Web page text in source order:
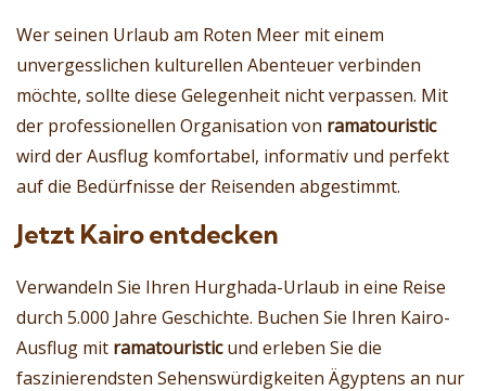
Wer seinen Urlaub am Roten Meer mit einem
unvergesslichen kulturellen Abenteuer verbinden
möchte, sollte diese Gelegenheit nicht verpassen. Mit
der professionellen Organisation von ramatouristic
wird der Ausflug komfortabel, informativ und perfekt
auf die Bedürfnisse der Reisenden abgestimmt.
Jetzt Kairo entdecken
Verwandeln Sie Ihren Hurghada-Urlaub in eine Reise
durch 5.000 Jahre Geschichte. Buchen Sie Ihren Kairo-
Ausflug mit ramatouristicund erleben Sie die
faszinierendsten Sehenswürdigkeiten Ägyptens an nur